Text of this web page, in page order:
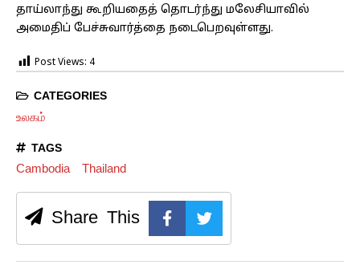
தாய்லாந்து கூறியதைத் தொடர்ந்து மலேசியாவில்
அமைதிப் பேச்சுவார்த்தை நடைபெறவுள்ளது.
Post Views: 4
CATEGORIES
உலகம்
TAGS
Cambodia Thailand
Share This